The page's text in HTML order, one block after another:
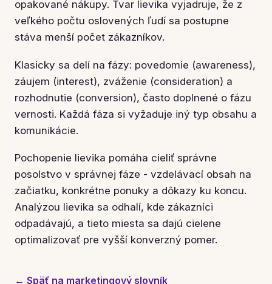
opakované nákupy. Tvar lievika vyjadruje, že z
veľkého počtu oslovených ľudí sa postupne
stáva menší počet zákazníkov.
Klasicky sa delí na fázy: povedomie (awareness),
záujem (interest), zváženie (consideration) a
rozhodnutie (conversion), často doplnené o fázu
vernosti. Každá fáza si vyžaduje iný typ obsahu a
komunikácie.
Pochopenie lievika pomáha cieliť správne
posolstvo v správnej fáze - vzdelávací obsah na
začiatku, konkrétne ponuky a dôkazy ku koncu.
Analýzou lievika sa odhalí, kde zákazníci
odpadávajú, a tieto miesta sa dajú cielene
optimalizovať pre vyšší konverzný pomer.
← Späť na marketingový slovník